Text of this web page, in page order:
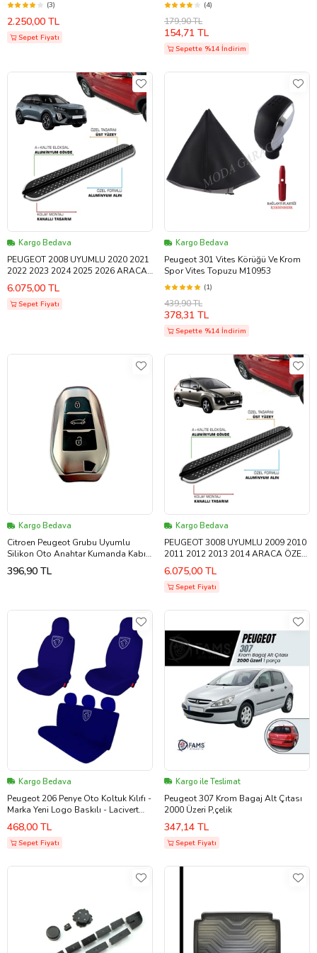
(3)
2.250,00 TL
Sepet Fiyatı
(4)
179,90 TL
154,71 TL
Sepette %14 İndirim
Kargo Bedava
PEUGEOT 2008 UYUMLU 2020 2021
2022 2023 2024 2025 2026 ARACA
ÖZEL YAN BASAMAK
6.075,00 TL
Sepet Fiyatı
Kargo Bedava
Peugeot 301 Vites Körüğü Ve Krom
Spor Vites Topuzu M10953
(1)
439,90 TL
378,31 TL
Sepette %14 İndirim
Kargo Bedava
Citroen Peugeot Grubu Uyumlu
Silikon Oto Anahtar Kumanda Kabı
Kılıf Füme
396,90 TL
Kargo Bedava
PEUGEOT 3008 UYUMLU 2009 2010
2011 2012 2013 2014 ARACA ÖZEL
YAN BASAMAK
6.075,00 TL
Sepet Fiyatı
Kargo Bedava
Peugeot 206 Penye Oto Koltuk Kılıfı -
Marka Yeni Logo Baskılı - Lacivert
(Renksiz)
468,00 TL
Sepet Fiyatı
Kargo ile Teslimat
Peugeot 307 Krom Bagaj Alt Çıtası
2000 Üzeri P,çelik
347,14 TL
Sepet Fiyatı